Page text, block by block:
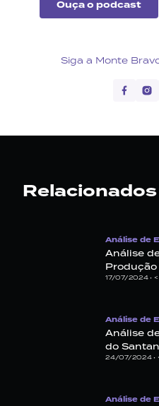
Ouça o podcast
Siga a Monte
Relacionados
Análise de
Análise
17/07/2024 • <
Análise de
Análise
do
24/07/2024 •
Análise de